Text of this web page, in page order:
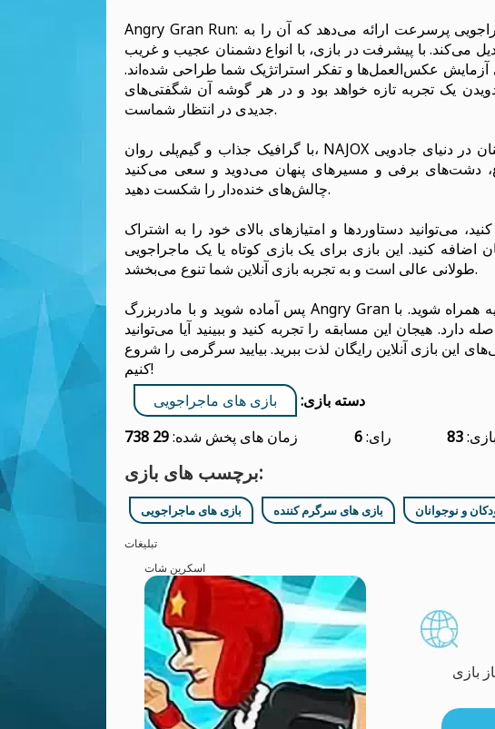
Angry Gran Run: روسیه ترکیبی منحصر به فرد از حل معما و ماجراجویی پرسرعت ارائه می‌دهد که آن را به
می‌کند. با پیشرفت در بازی، با انواع دشمنان عجیب و غریب
آزمایش عکس‌العمل‌ها و تفکر استراتژیک شما طراحی شده‌اند.
یک تجربه تازه خواهد بود و در هر گوشه آن شگفتی‌های
جدیدی در انتظار شماست.
با گرافیک جذاب و گیم‌پلی روان، NAJOX تضمین می‌کند که بازیکنان در دنیای جادویی Angry Gran غرق شوند.
دشت‌های برفی و مسیرهای پنهان می‌دوید و سعی می‌کنید
چالش‌های خنده‌دار را شکست دهید.
می‌توانید دستاوردها و امتیازهای بالای خود را به اشتراک
اضافه کنید. این بازی برای یک بازی کوتاه یا یک ماجراجویی
طولانی عالی است و به تجربه بازی آنلاین شما تنوع می‌بخشد.
پس آماده شوید و با مادربزرگ Angry Gran در سفر زمستانی‌اش به روسیه همراه شوید. با NAJOX، سرگرمی
هیجان این مسابقه را تجربه کنید و ببینید آیا می‌توانید
این بازی آنلاین رایگان لذت ببرید. بیایید سرگرمی را شروع
کنیم!
دسته بازی:
بازی های ماجراجویی
زمان های پخش شده:29 738 رای:6
برچسب های بازی:
بازی های ماجراجویی بازی های سرگرم کننده و نوجوانان
تبلیغات
اسکرین شات